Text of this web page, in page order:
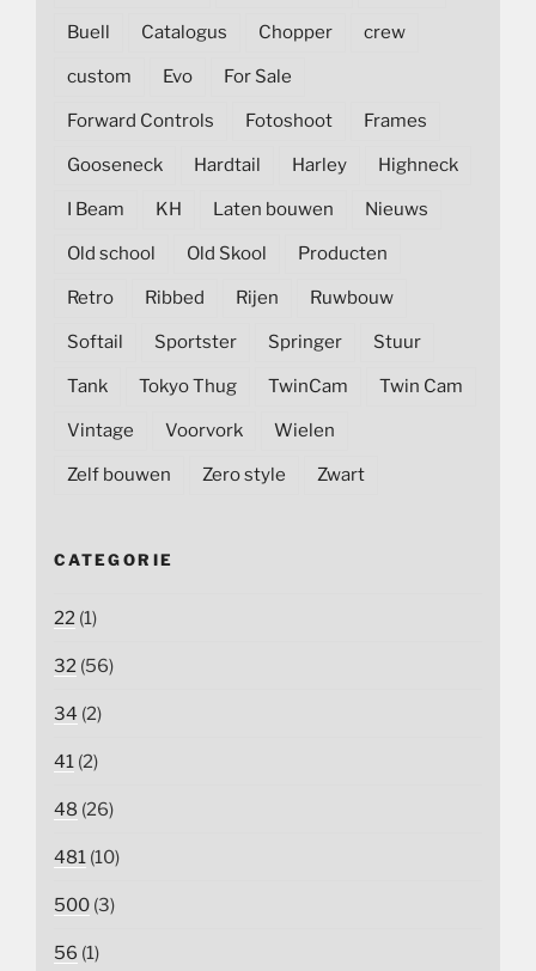
Buell Catalogus Chopper crew
custom Evo For Sale
Forward Controls Fotoshoot Frames
Gooseneck Hardtail Harley Highneck
I Beam KH Laten bouwen Nieuws
Old school Old Skool Producten
Retro Ribbed Rijen Ruwbouw
Softail Sportster Springer Stuur
Tank Tokyo Thug TwinCam Twin Cam
Vintage Voorvork Wielen
Zelf bouwen Zero style Zwart
CATEGORIE
22 (1)
32 (56)
34 (2)
41 (2)
48 (26)
481 (10)
500 (3)
56 (1)